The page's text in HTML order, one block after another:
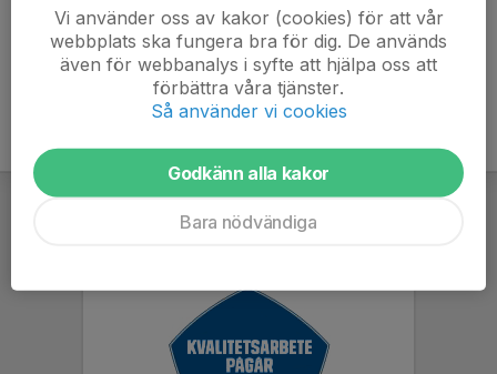
Vi använder oss av kakor (cookies) för att vår
webbplats ska fungera bra för dig. De används
även för webbanalys i syfte att hjälpa oss att
förbättra våra tjänster.
Så använder vi cookies
Godkänn alla kakor
Bara nödvändiga